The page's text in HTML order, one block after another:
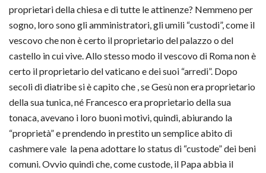
proprietari della chiesa e di tutte le attinenze? Nemmeno per
sogno, loro sono gli amministratori, gli umili “custodi”, come il
vescovo che non è certo il proprietario del palazzo o del
castello in cui vive. Allo stesso modo il vescovo di Roma non è
certo il proprietario del vaticano e dei suoi “arredi”. Dopo
secoli di diatribe si è capito che , se Gesù non era proprietario
della sua tunica, né Francesco era proprietario della sua
tonaca, avevano i loro buoni motivi, quindi, abiurando la
“proprietà” e prendendo in prestito un semplice abito di
cashmere vale la pena adottare lo status di “custode” dei beni
comuni. Ovvio quindi che, come custode, il Papa abbia il